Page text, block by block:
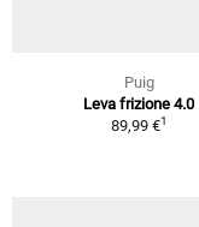
Puig
Leva frizione 4.0
89,99 €1